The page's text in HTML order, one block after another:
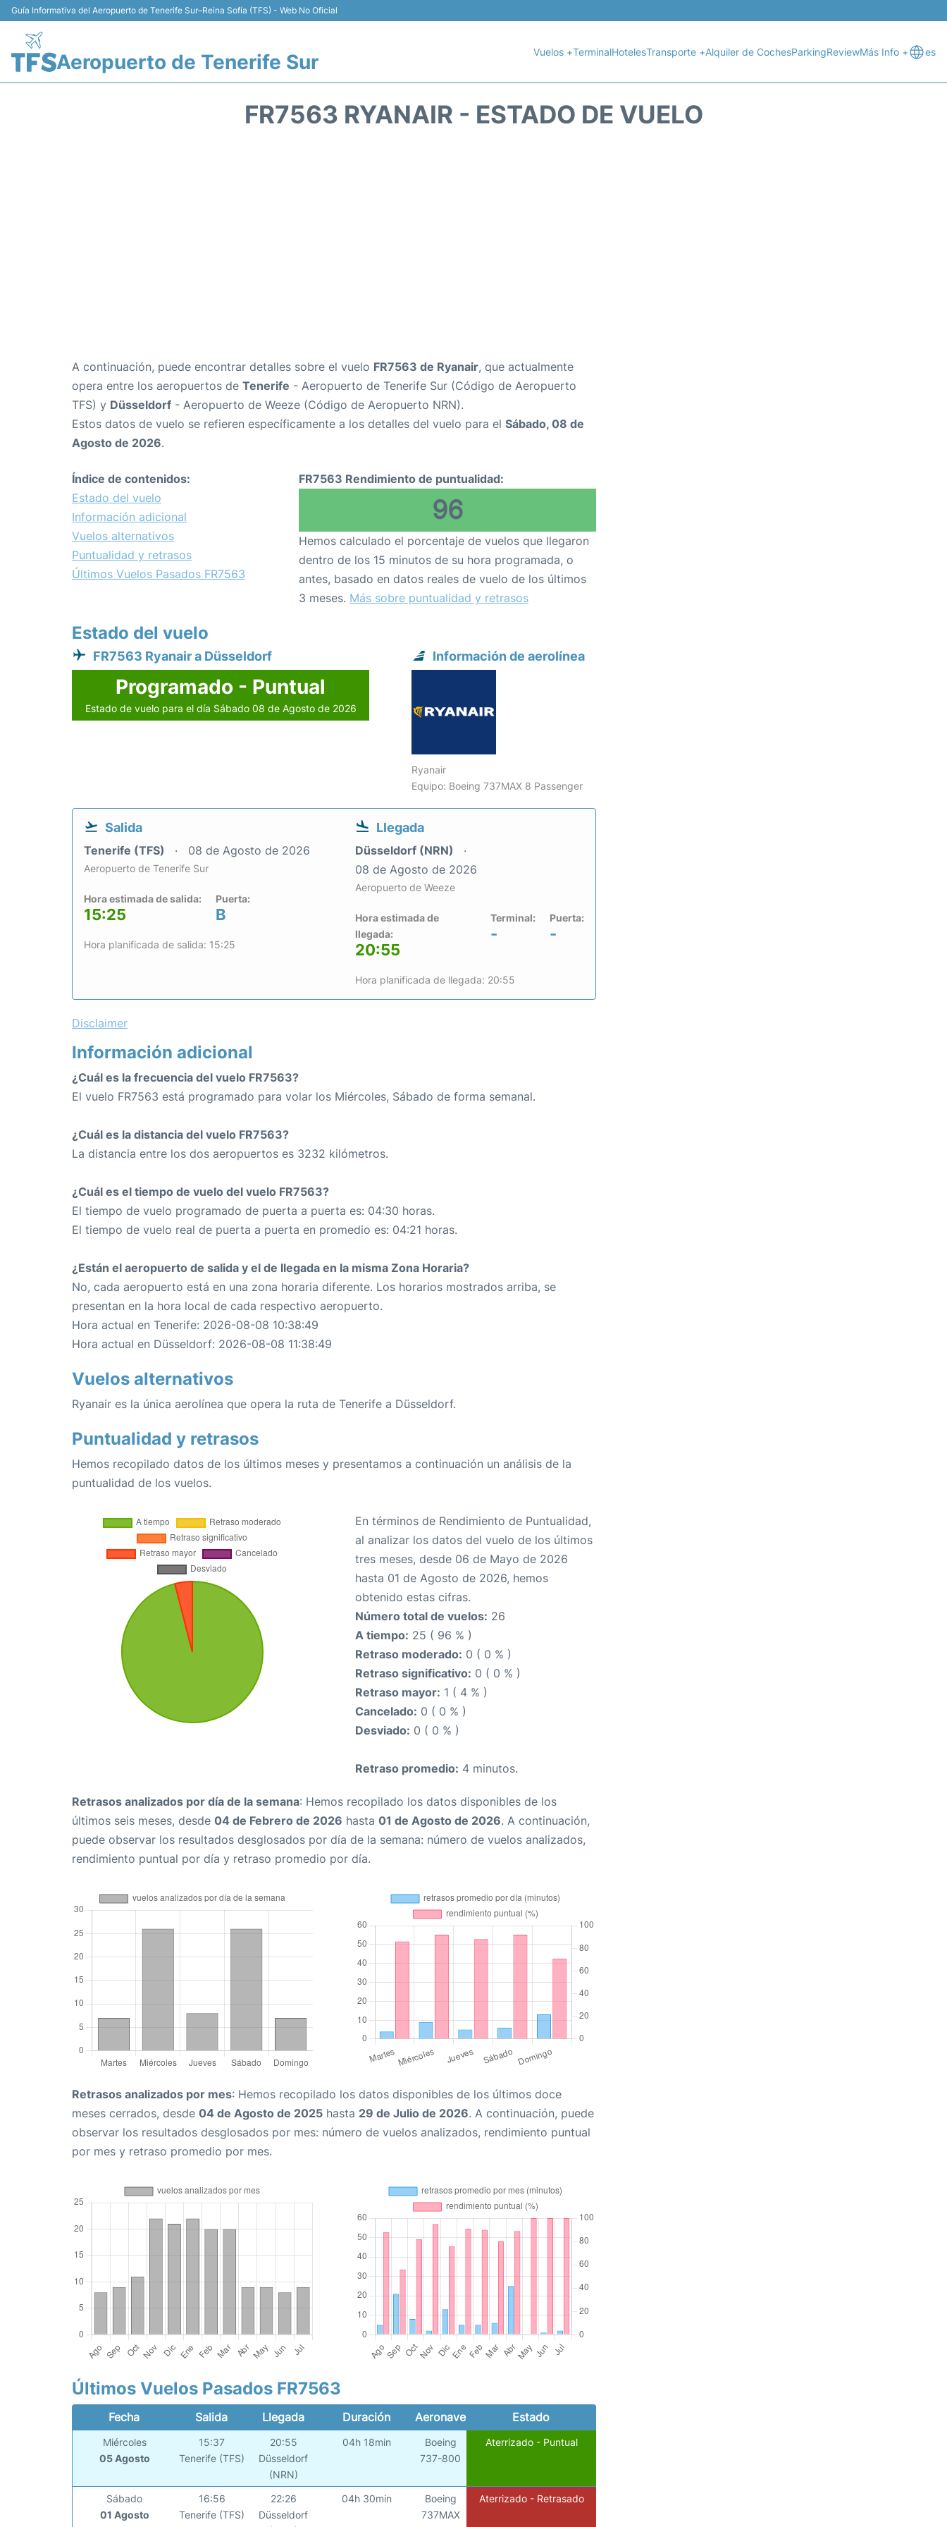
Guía Informativa del Aeropuerto de Tenerife Sur–Reina Sofía (TFS) - Web No Oficial
Aeropuerto de Tenerife Sur Vuelos +TerminalHotelesTransporte +Alquiler de CochesParkingReviewMás Info + es
FR7563 RYANAIR - ESTADO DE VUELO
A continuación, puede encontrar detalles sobre el vuelo FR7563 de Ryanair, que actualmente
opera entre los aeropuertos de Tenerife - Aeropuerto de Tenerife Sur (Código de Aeropuerto
TFS) y Düsseldorf - Aeropuerto de Weeze (Código de Aeropuerto NRN).
Estos datos de vuelo se refieren específicamente a los detalles del vuelo para el Sábado, 08 de
Agosto de 2026.
Índice de contenidos:
Estado del vuelo
Información adicional
Vuelos alternativos
Puntualidad y retrasos
Últimos Vuelos Pasados FR7563
FR7563 Rendimiento de puntualidad:
96
Hemos calculado el porcentaje de vuelos que llegaron
dentro de los 15 minutos de su hora programada, o
antes, basado en datos reales de vuelo de los últimos
3 meses. Más sobre puntualidad y retrasos
Estado del vuelo
FR7563 Ryanair a Düsseldorf
Programado - Puntual
Estado de vuelo para el día Sábado 08 de Agosto de 2026
Información de aerolínea
Ryanair
Equipo: Boeing 737MAX 8 Passenger
Salida
Tenerife (TFS) 08 de Agosto de 2026
Aeropuerto de Tenerife Sur
Hora estimada de salida:
15:25
Puerta:
B
Hora planificada de salida: 15:25
Llegada
Düsseldorf (NRN)
08 de Agosto de 2026
Aeropuerto de Weeze
Hora estimada de
llegada:
20:55
Terminal:
-
Puerta:
-
Hora planificada de llegada: 20:55
Disclaimer
Información adicional
¿Cuál es la frecuencia del vuelo FR7563?
El vuelo FR7563 está programado para volar los Miércoles, Sábado de forma semanal.
¿Cuál es la distancia del vuelo FR7563?
La distancia entre los dos aeropuertos es 3232 kilómetros.
¿Cuál es el tiempo de vuelo del vuelo FR7563?
El tiempo de vuelo programado de puerta a puerta es: 04:30 horas.
El tiempo de vuelo real de puerta a puerta en promedio es: 04:21 horas.
¿Están el aeropuerto de salida y el de llegada en la misma Zona Horaria?
No, cada aeropuerto está en una zona horaria diferente. Los horarios mostrados arriba, se
presentan en la hora local de cada respectivo aeropuerto.
Hora actual en Tenerife: 2026-08-08 10:38:49
Hora actual en Düsseldorf: 2026-08-08 11:38:49
Vuelos alternativos
Ryanair es la única aerolínea que opera la ruta de Tenerife a Düsseldorf.
Puntualidad y retrasos
Hemos recopilado datos de los últimos meses y presentamos a continuación un análisis de la
puntualidad de los vuelos.
En términos de Rendimiento de Puntualidad,
al analizar los datos del vuelo de los últimos
tres meses, desde 06 de Mayo de 2026
hasta 01 de Agosto de 2026, hemos
obtenido estas cifras.
Número total de vuelos: 26
A tiempo: 25 ( 96 % )
Retraso moderado: 0 ( 0 % )
Retraso significativo: 0 ( 0 % )
Retraso mayor: 1 ( 4 % )
Cancelado: 0 ( 0 % )
Desviado: 0 ( 0 % )
Retraso promedio: 4 minutos.
Retrasos analizados por día de la semana: Hemos recopilado los datos disponibles de los
últimos seis meses, desde 04 de Febrero de 2026 hasta 01 de Agosto de 2026. A continuación,
puede observar los resultados desglosados por día de la semana: número de vuelos analizados,
rendimiento puntual por día y retraso promedio por día.
Retrasos analizados por mes: Hemos recopilado los datos disponibles de los últimos doce
meses cerrados, desde 04 de Agosto de 2025 hasta 29 de Julio de 2026. A continuación, puede
observar los resultados desglosados por mes: número de vuelos analizados, rendimiento puntual
por mes y retraso promedio por mes.
Últimos Vuelos Pasados FR7563
Fecha Salida Llegada Duración Aeronave Estado
Miércoles
05 Agosto
15:37
Tenerife (TFS)
20:55
Düsseldorf
(NRN)
04h 18min
Boeing
737-800
Aterrizado - Puntual
Sábado
01 Agosto
16:56
Tenerife (TFS)
22:26
Düsseldorf
04h 30min
Boeing
737MAX
Aterrizado - Retrasado